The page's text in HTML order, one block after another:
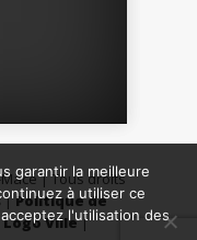
| Tous droits
|Politique de
Ville|
garantir la meilleure
à utiliser ce
l'utilisation des